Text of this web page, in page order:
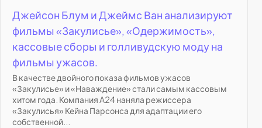
Джейсон Блум и Джеймс Ван анализируют
фильмы «Закулисье», «Одержимость»,
кассовые сборы и голливудскую моду на
фильмы ужасов.
В качестве двойного показа фильмов ужасов
«Закулисье» и «Наваждение» стали самым кассовым
хитом года. Компания A24 наняла режиссера
«Закулисья» Кейна Парсонса для адаптации его
собственной...